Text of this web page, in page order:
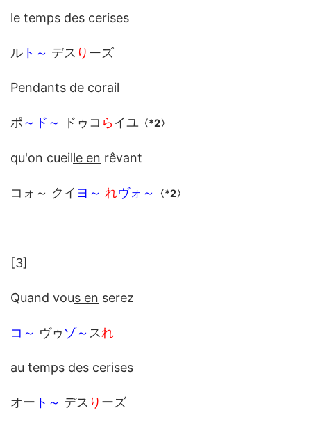
le temps des cerises
ル ト～ デス り ーズ
Pendants de corail
ポ～ ド～ ドゥコ らイユ 〈*2〉
qu'on cueille en rêvant
コォ～ クイ ヨ～ れヴォ～ 〈*2〉
[3]
Quand vous en serez
コ～ ヴゥゾ～ スれ
au temps des cerises
オー ト～ デス り ーズ